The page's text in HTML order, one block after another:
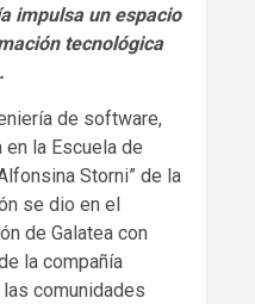
impulsa un espacio
tecnológica
de software,
en la Escuela de
Storni” de la
se dio en el
de Galatea con
la compañía
comunidades